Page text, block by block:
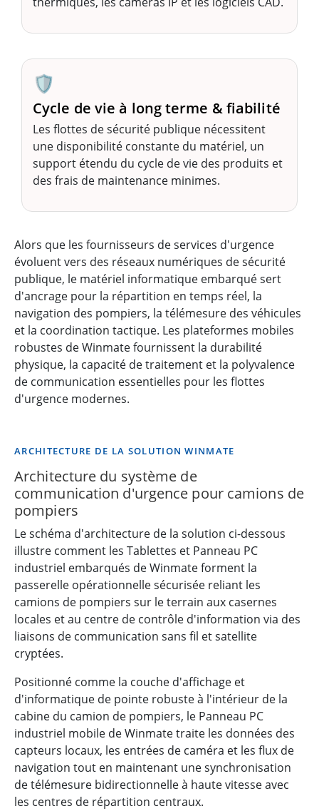
🛡️
Cycle de vie à long terme & fiabilité
Les flottes de sécurité publique nécessitent
une disponibilité constante du matériel, un
support étendu du cycle de vie des produits et
des frais de maintenance minimes.
Alors que les fournisseurs de services d'urgence
évoluent vers des réseaux numériques de sécurité
publique, le matériel informatique embarqué sert
d'ancrage pour la répartition en temps réel, la
navigation des pompiers, la télémesure des véhicules
et la coordination tactique. Les plateformes mobiles
robustes de Winmate fournissent la durabilité
physique, la capacité de traitement et la polyvalence
de communication essentielles pour les flottes
d'urgence modernes.
ARCHITECTURE DE LA SOLUTION WINMATE
Architecture du système de
communication d'urgence pour camions de
pompiers
Le schéma d'architecture de la solution ci-dessous
illustre comment les Tablettes et Panneau PC
industriel embarqués de Winmate forment la
passerelle opérationnelle sécurisée reliant les
camions de pompiers sur le terrain aux casernes
locales et au centre de contrôle d'information via des
liaisons de communication sans fil et satellite
cryptées.
Positionné comme la couche d'affichage et
d'informatique de pointe robuste à l'intérieur de la
cabine du camion de pompiers, le Panneau PC
industriel mobile de Winmate traite les données des
capteurs locaux, les entrées de caméra et les flux de
navigation tout en maintenant une synchronisation
de télémesure bidirectionnelle à haute vitesse avec
les centres de répartition centraux.